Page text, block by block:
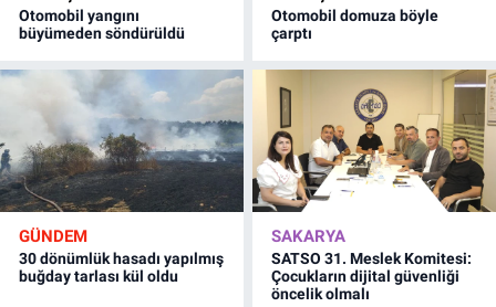
Otomobil yangını
büyümeden söndürüldü
Otomobil domuza böyle
çarptı
GÜNDEM
30 dönümlük hasadı yapılmış
buğday tarlası kül oldu
SAKARYA
SATSO 31. Meslek Komitesi:
Çocukların dijital güvenliği
öncelik olmalı